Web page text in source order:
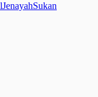
JenayahSukan